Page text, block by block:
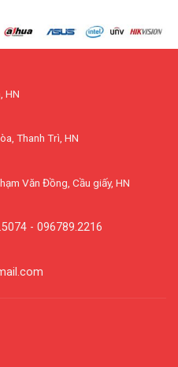
HN
Thanh Trì, HN
Văn Đồng, Cầu giấy, HN
- 096789.2216